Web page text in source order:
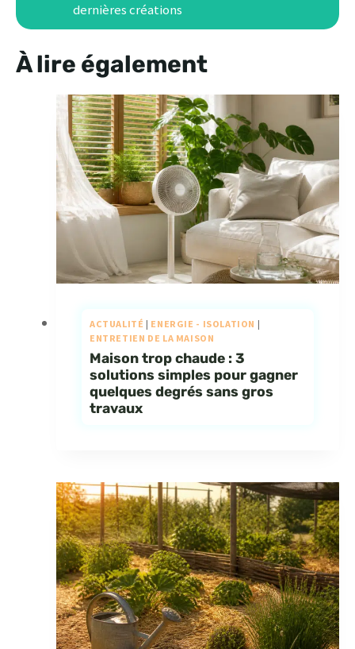
dernières créations
À lire également
ACTUALITÉ | ENERGIE - ISOLATION |
ENTRETIEN DE LA MAISON
Maison trop chaude : 3
solutions simples pour gagner
quelques degrés sans gros
travaux